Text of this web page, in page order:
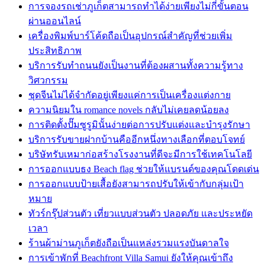
การจองรถเช่าภูเก็ตสามารถทำได้ง่ายเพียงไม่กี่ขั้นตอน
ผ่านออนไลน์
เครื่องพิมพ์บาร์โค้ดถือเป็นอุปกรณ์สำคัญที่ช่วยเพิ่ม
ประสิทธิภาพ
บริการรับทำถนนยังเป็นงานที่ต้องผสานทั้งความรู้ทาง
วิศวกรรม
ชุดจีนไม่ได้จำกัดอยู่เพียงแค่การเป็นเครื่องแต่งกาย
ความนิยมใน romance novels กลับไม่เคยลดน้อยลง
การติดตั้งปั๊มซูรูมินั้นง่ายต่อการปรับแต่งและบำรุงรักษา
บริการรับขายฝากบ้านคืออีกหนึ่งทางเลือกที่ตอบโจทย์
บริษัทรับเหมาก่อสร้างโรงงานที่ดีจะมีการใช้เทคโนโลยี
การออกแบบธง Beach flag ช่วยให้แบรนด์ของคุณโดดเด่น
การออกแบบป้ายเสื้อยังสามารถปรับให้เข้ากับกลุ่มเป้า
หมาย
ทัวร์กรุ๊ปส่วนตัว เที่ยวแบบส่วนตัว ปลอดภัย และประหยัด
เวลา
ร้านผ้าม่านภูเก็ตยังถือเป็นแหล่งรวมแรงบันดาลใจ
การเข้าพักที่ Beachfront Villa Samui ยังให้คุณเข้าถึง